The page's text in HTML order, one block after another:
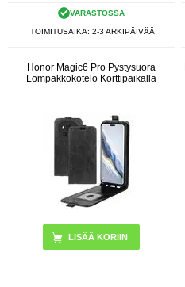
VARASTOSSA
TOIMITUSAIKA: 2-3 ARKIPÄIVÄÄ
Honor Magic6 Pro Pystysuora
Lompakkokotelo Korttipaikalla
LISÄÄ KORIIN